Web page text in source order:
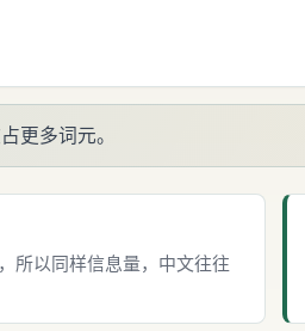
更多词元。
所以同样信息量，中文往往